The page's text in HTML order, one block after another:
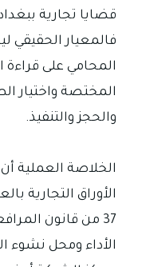
قضايا تجارية
فالمعيار الحقيقي
المحامي على قراءة
المختصة واختيار
والحجز والتنفيذ.
الخلاصة العملية
الأوراق التجارية
37 من قانون
الأداء ومحل نشوء